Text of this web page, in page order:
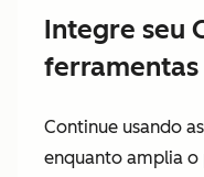
Integre seu
Continue usando
enquanto amplia